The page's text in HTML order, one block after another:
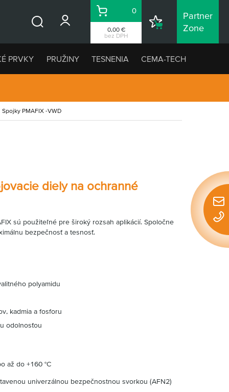
0,00 €
bez DPH
Košík
0
Nákupný
Partner
Zone
PRVKY PRUŽINY TESNENIA CEMA-TECH
Spojky PMAFIX -VWD
diely na ochranné
sú použiteľné pre široký rozsah aplikácií. Spoločne
bezpečnosť a tesnosť.
polyamidu
kadmia a fosforu
odolnosťou
až do +160 °C
univerzálnou bezpečnostnou svorkou (AFN2)